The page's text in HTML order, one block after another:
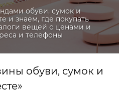
обуви, сумок и
и знаем, где покупать
вещей с ценами и
и телефоны
обуви, сумок и